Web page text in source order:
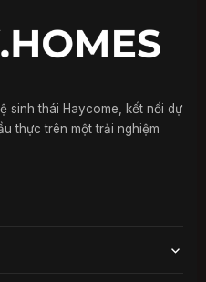
sinh thái Haycome, kết nối dự
thực trên một trải nghiệm